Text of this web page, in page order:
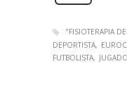
"FISIOTERAPIA
DEPORTISTA
FUTBOLISTA